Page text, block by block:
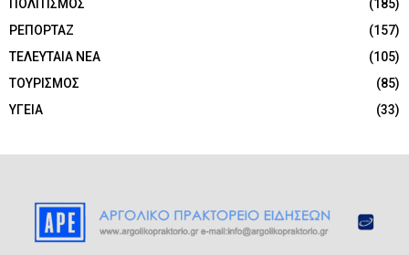
ΠΟΛΙΤΙΣΜΟΣ
(185)
ΡΕΠΟΡΤΑΖ
(157)
ΤΕΛΕΥΤΑΙΑ ΝΕΑ
(105)
ΤΟΥΡΙΣΜΟΣ
(85)
ΥΓΕΙΑ
(33)